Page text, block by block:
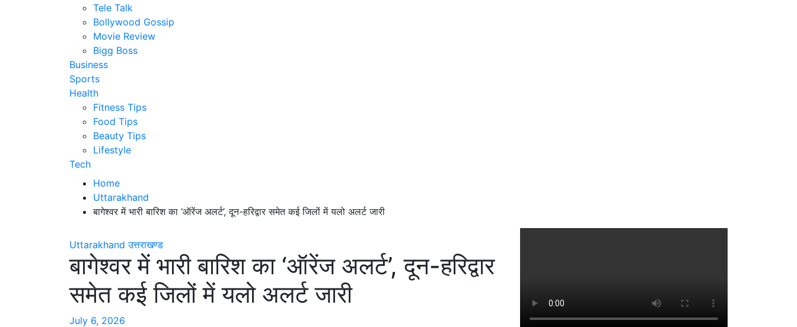
Tele Talk
Bollywood Gossip
Movie Review
Bigg Boss
Business
Sports
Health
Fitness Tips
Food Tips
Beauty Tips
Lifestyle
Tech
Home
Uttarakhand
बागेश्वर में भारी बारिश का ‘ऑरेंज अलर्ट’, दून-हरिद्वार समेत कई जिलों में यलो अलर्ट जारी
Uttarakhand उत्तराखण्ड
बागेश्वर में भारी बारिश का ‘ऑरेंज अलर्ट’, दून-हरिद्वार
समेत कई जिलों में यलो अलर्ट जारी
July 6, 2026